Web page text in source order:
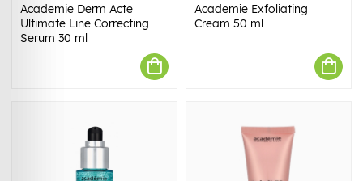
Academie Derm Acte
Ultimate Line Correcting
Serum 30 ml
Academie Exfoliating
Cream 50 ml